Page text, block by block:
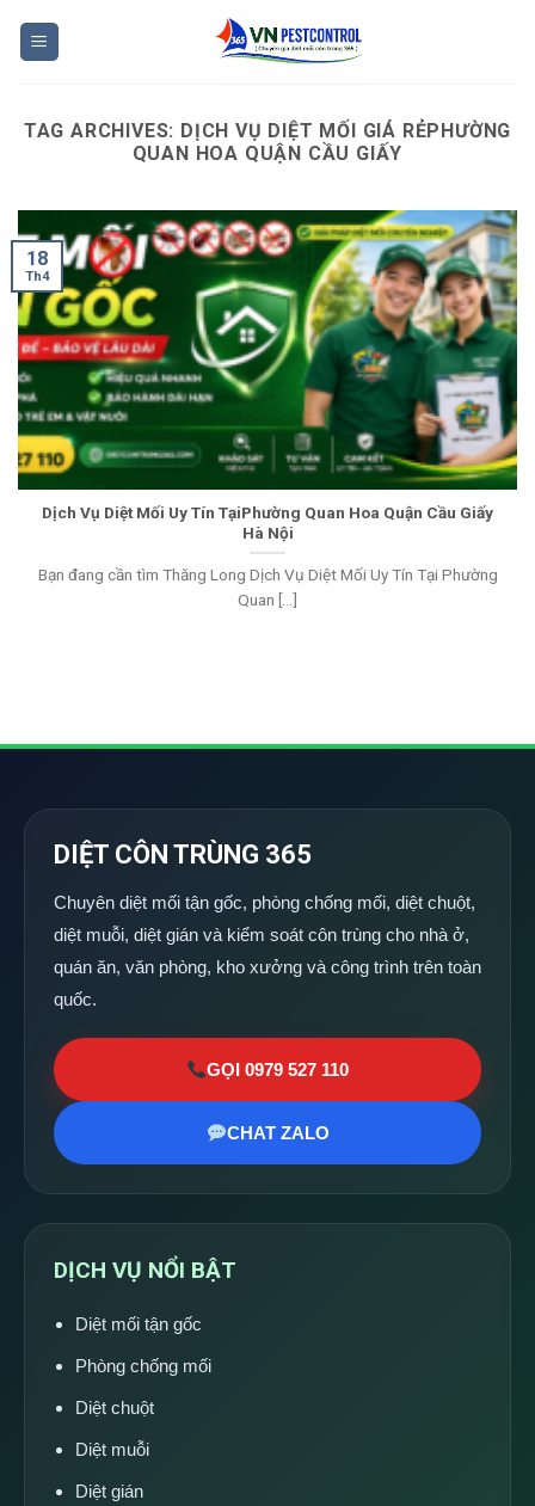
TAG ARCHIVES: DỊCH VỤ DIỆT MỐI GIÁ RẺPHƯỜNG
QUAN HOA QUẬN CẦU GIẤY
Dịch Vụ Diệt Mối Uy Tín TạiPhường Quan Hoa Quận Cầu Giấy
Hà Nội
Bạn đang cần tìm Thăng Long Dịch Vụ Diệt Mối Uy Tín Tại Phường
Quan [...]
18
Th4
DIỆT CÔN TRÙNG 365
Chuyên diệt mối tận gốc, phòng chống mối, diệt chuột,
diệt muỗi, diệt gián và kiểm soát côn trùng cho nhà ở,
quán ăn, văn phòng, kho xưởng và công trình trên toàn
quốc.
GỌI 0979 527 110
CHAT ZALO
DỊCH VỤ NỔI BẬT
Diệt mối tận gốc
Phòng chống mối
Diệt chuột
Diệt muỗi
Diệt gián